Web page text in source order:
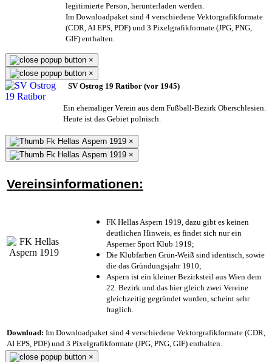
legitimierte Person, herunterladen werden.
Im Downloadpaket sind 4 verschiedene Vektorgrafikformate
(CDR, AI EPS, PDF) und 3 Pixelgrafikformate (JPG, PNG,
GIF) enthalten.
×
×
SV Ostrog 19 Ratibor (vor 1945)
Ein ehemaliger Verein aus dem Fußball-Bezirk Oberschlesien.
Heute ist das Gebiet polnisch.
×
×
Vereinsinformationen:
FK Hellas Aspern 1919, dazu gibt es keinen
deutlichen Hinweis, es findet sich nur ein
Asperner Sport Klub 1919;
Die Klubfarben Grün-Weiß sind identisch, sowie
die das Gründungsjahr 1910;
Aspern ist ein kleiner Bezirksteil aus Wien dem
22. Bezirk und das hier gleich zwei Vereine
gleichzeitig gegründet wurden, scheint sehr
fraglich.
Download: Im Downloadpaket sind 4 verschiedene Vektorgrafikformate (CDR,
AI EPS, PDF) und 3 Pixelgrafikformate (JPG, PNG, GIF) enthalten.
×